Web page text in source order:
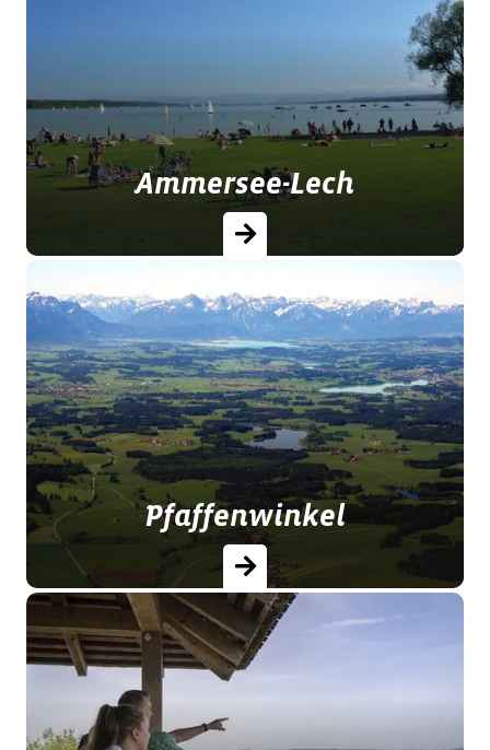
Alpenregion Tegernsee Schliersee!
Ammersee-Lech
Sanfte Hügel, Wiesen und Wälder,
idyllische Ortschaften, Flüsse und
Seen prägen das Gebiet zwischen
Ammersee und Lech.
Pfaffenwinkel
Alle Herrlichkeit auf Erden: Schon die
Pfaffen wussten die traumhafte
Landschaft des Pfaffenwinkels zu